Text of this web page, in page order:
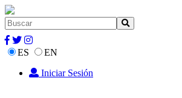
ES
EN
Iniciar Sesión